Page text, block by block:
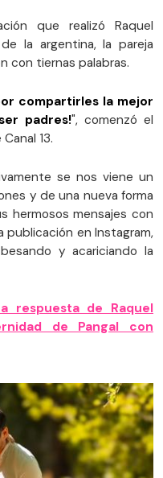
que realizó Raquel
la argentina, la pareja
con tiernas palabras.
compartirles la mejor
padres!", comenzó el
13.
se nos viene un
y de una nueva forma
hermosos mensajes con
publicación en Instagram,
y acariciando la
respuesta de Raquel
de Pangal con